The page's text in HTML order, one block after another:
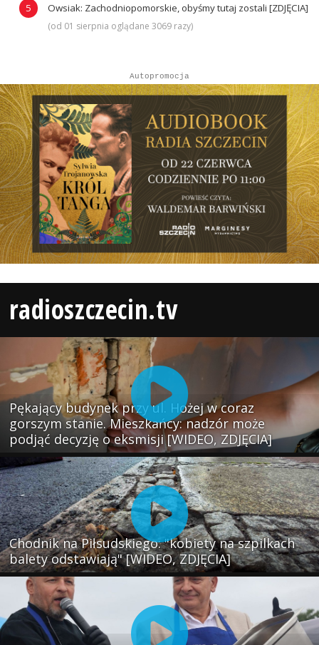
Owsiak: Zachodniopomorskie, obyśmy tutaj zostali [ZDJĘCIA]
(od 01 sierpnia oglądane 3069 razy)
Autopromocja
radioszczecin.tv
Pękający budynek przy ul. Hożej w coraz
gorszym stanie. Mieszkańcy: nadzór może
podjąć decyzję o eksmisji [WIDEO, ZDJĘCIA]
Chodnik na Piłsudskiego: "kobiety na szpilkach
balety odstawiają" [WIDEO, ZDJĘCIA]